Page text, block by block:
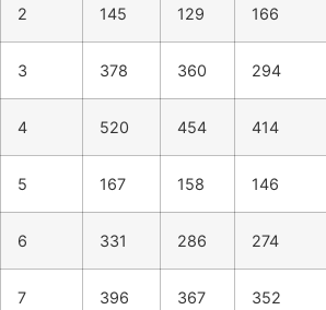
2 145 129 166
3 378 360 294
4 520 454 414
5 167 158 146
6 331 286 274
7 396 367 352